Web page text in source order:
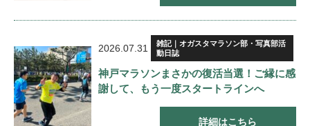
2026.07.31
雑記｜オガスタマラソン部・写真部活
動日誌
神戸マラソンまさかの復活当選！ご縁に感
謝して、もう一度スタートラインへ
詳細はこちら